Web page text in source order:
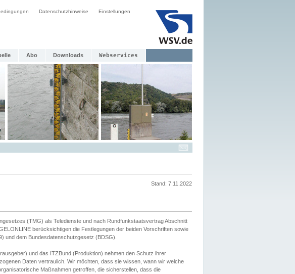
Datenschutzhinweise Einstellungen
Abo Downloads Webservices
Stand: 7.11.2022
(TMG) als Teledienste und nach Rundfunkstaatsvertrag Abschnitt
berücksichtigen die Festlegungen der beiden Vorschriften sowie
und dem Bundesdatenschutzgesetz (BDSG).
und das ITZBund (Produktion) nehmen den Schutz ihrer
Daten vertraulich. Wir möchten, dass sie wissen, wann wir welche
Maßnahmen getroffen, die sicherstellen, dass die